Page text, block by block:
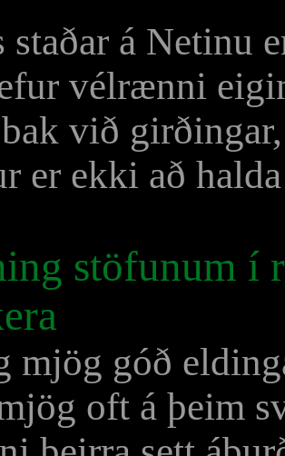
staðar á Netinu
vélrænni
við
er ekki að
stöfunum í
mjög góð
oft á þeim